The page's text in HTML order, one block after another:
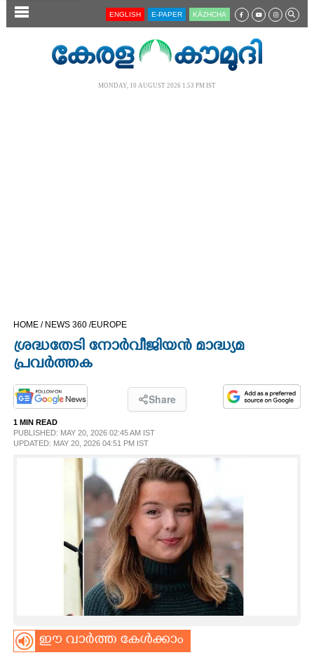
SECTIONS
CINEMA
OPINION
PHOTOS
LIFESTYLE
CARTOONS
ENGLISH E-PAPER KĀZHCHA
MONDAY, 10 AUGUST 2026 1.53 PM IST
HOME / NEWS 360 /EUROPE
ശ്രദ്ധതേടി നോർവീജിയൻ മാദ്ധ്യമ
പ്രവർത്തക
Share
1 MIN READ
PUBLISHED: MAY 20, 2026 02:45 AM IST
UPDATED: MAY 20, 2026 04:51 PM IST
ഈ വാർത്ത കേൾക്കാം